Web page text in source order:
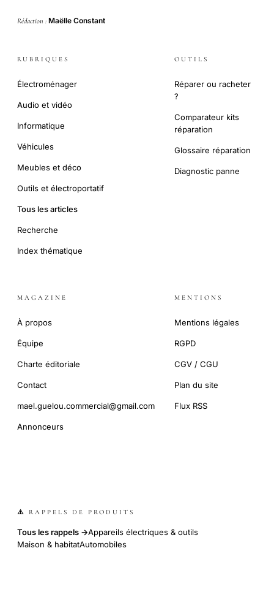
Rédaction : Maëlle Constant
RUBRIQUES
Électroménager
Audio et vidéo
Informatique
Véhicules
Meubles et déco
Outils et électroportatif
Tous les articles
Recherche
Index thématique
OUTILS
Réparer ou racheter
?
Comparateur kits
réparation
Glossaire réparation
Diagnostic panne
MAGAZINE
À propos
Équipe
Charte éditoriale
Contact
mael.guelou.commercial@gmail.com
Annonceurs
MENTIONS
Mentions légales
RGPD
CGV / CGU
Plan du site
Flux RSS
⚠️ RAPPELS DE PRODUITS
Tous les rappels →Appareils électriques & outils
Maison & habitatAutomobiles